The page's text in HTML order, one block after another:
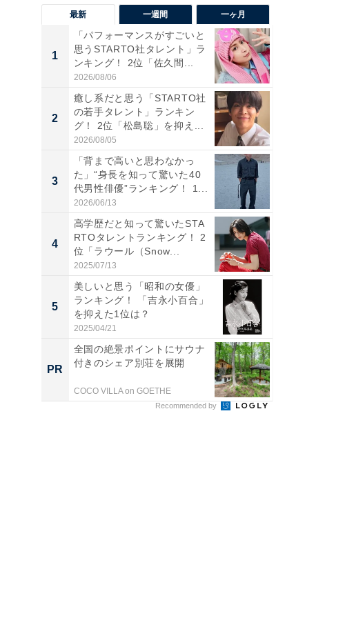
最新 一週間 一ヶ月
1
「パフォーマンスがすごいと
思うSTARTO社タレント」ラ
ンキング！ 2位「佐久間...
2026/08/06
2
癒し系だと思う「STARTO社
の若手タレント」ランキン
グ！ 2位「松島聡」を抑え...
2026/08/05
3
「背まで高いと思わなかっ
た」“身長を知って驚いた40
代男性俳優”ランキング！ 1...
2026/06/13
4
高学歴だと知って驚いたSTA
RTOタレントランキング！ 2
位「ラウール（Snow...
2025/07/13
5
美しいと思う「昭和の女優」
ランキング！ 「吉永小百合」
を抑えた1位は？
2025/04/21
PR
全国の絶景ポイントにサウナ
付きのシェア別荘を展開
COCO VILLA on GOETHE
Recommended by